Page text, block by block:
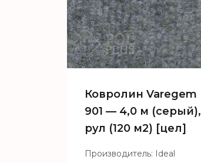
Ковролин Varegem
901 — 4,0 м (серый),
рул (120 м2) [цел]
Производитель: Ideal